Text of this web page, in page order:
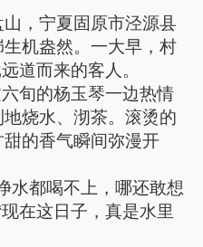
，宁夏固原市泾源县
机盎然。一大早，村
道而来的客人。
旬的杨玉琴一边热情
烧水、沏茶。滚烫的
的香气瞬间弥漫开
水都喝不上，哪还敢想
在这日子，真是水里